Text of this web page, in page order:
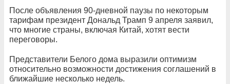
После объявления 90-дневной паузы по некоторым
тарифам президент Дональд Трамп 9 апреля заявил,
что многие страны, включая Китай, хотят вести
переговоры.
Представители Белого дома выразили оптимизм
относительно возможности достижения соглашений в
ближайшие несколько недель.